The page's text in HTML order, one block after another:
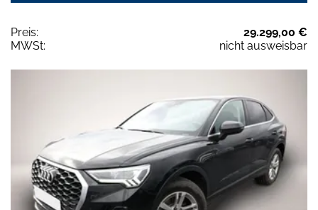
Preis:
29.299,00 €
MWSt:
nicht ausweisbar